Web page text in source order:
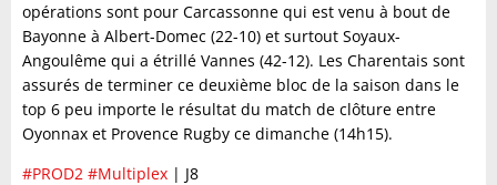
opérations sont pour Carcassonne qui est venu à bout de
Bayonne à Albert-Domec (22-10) et surtout Soyaux-
Angoulême qui a étrillé Vannes (42-12). Les Charentais sont
assurés de terminer ce deuxième bloc de la saison dans le
top 6 peu importe le résultat du match de clôture entre
Oyonnax et Provence Rugby ce dimanche (14h15).
#PROD2 #Multiplex | J8